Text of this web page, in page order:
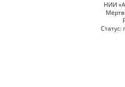
НИИ
Статус: